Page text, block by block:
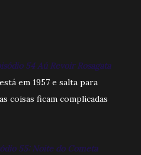
54 Aú Revoir Rosagata
em 1957 e salta para
coisas ficam complicadas
55: Noite do Cometa